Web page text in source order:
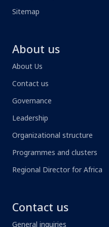
Sitemap
About us
About Us
Contact us
Governance
Leadership
Organizational structure
Programmes and clusters
Regional Director for Africa
Contact us
General inquiries